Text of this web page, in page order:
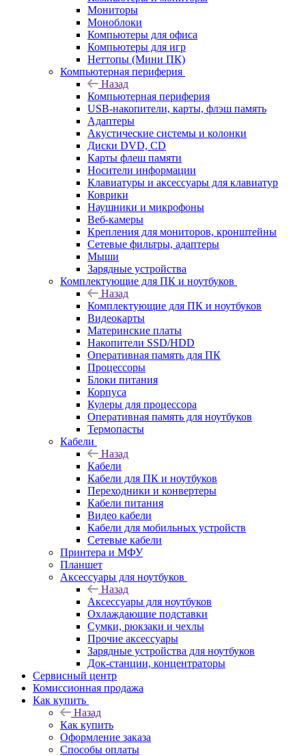
Мониторы
Моноблоки
Компьютеры для офиса
Компьютеры для игр
Неттопы (Мини ПК)
Компьютерная периферия
Назад
Компьютерная периферия
USB-накопители, карты, флэш память
Адаптеры
Акустические системы и колонки
Диски DVD, CD
Карты флеш памяти
Носители информации
Клавиатуры и аксессуары для клавиатур
Коврики
Наушники и микрофоны
Веб-камеры
Крепления для мониторов, кронштейны
Сетевые фильтры, адаптеры
Мыши
Зарядные устройства
Комплектующие для ПК и ноутбуков
Назад
Комплектующие для ПК и ноутбуков
Видеокарты
Материнские платы
Накопители SSD/HDD
Оперативная память для ПК
Процессоры
Блоки питания
Корпуса
Кулеры для процессора
Оперативная память для ноутбуков
Термопасты
Кабели
Назад
Кабели
Кабели для ПК и ноутбуков
Переходники и конвертеры
Кабели питания
Видео кабели
Кабели для мобильных устройств
Сетевые кабели
Принтера и МФУ
Планшет
Аксессуары для ноутбуков
Назад
Аксессуары для ноутбуков
Охлаждающие подставки
Сумки, рюкзаки и чехлы
Прочие аксессуары
Зарядные устройства для ноутбуков
Док-станции, концентраторы
Сервисный центр
Комиссионная продажа
Как купить
Назад
Как купить
Оформление заказа
Способы оплаты